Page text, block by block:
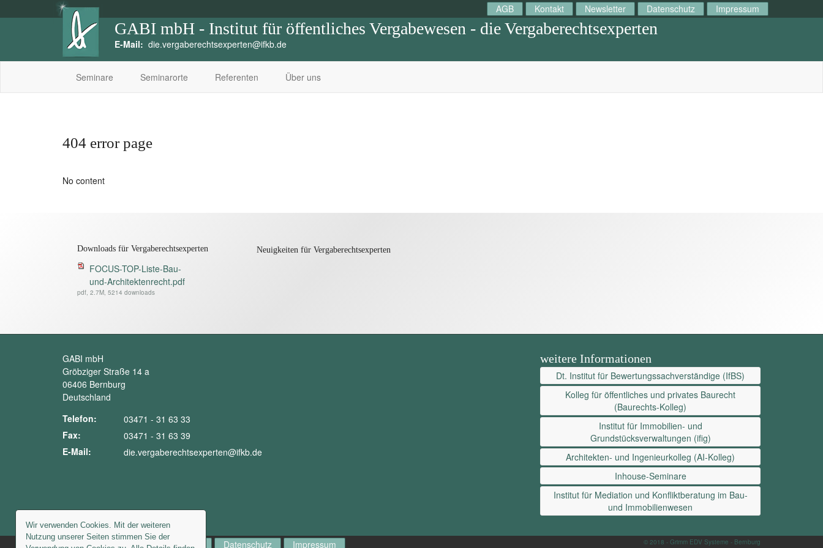
Wir verwenden Cookies. Mit der weiteren
Nutzung unserer Seiten stimmen Sie der
AGB Kontakt Newsletter Datenschutz Impressum
GABI mbH - Institut für öffentliches Vergabewesen - die Vergaberechtsexperten
E-Mail: die.vergaberechtsexperten@ifkb.de
Seminare Seminarorte Referenten Über uns
404 error page
No content
Downloads für Vergaberechtsexperten
FOCUS-TOP-Liste-Bau-
und-Architektenrecht.pdf
pdf, 2.7M, 5214 downloads
Neuigkeiten für Vergaberechtsexperten
GABI mbH
Gröbziger Straße 14 a
06406 Bernburg
Deutschland
Telefon:
03471 - 31 63 33
Fax:
03471 - 31 63 39
E-Mail:
die.vergaberechtsexperten@ifkb.de
weitere Informationen
Dt. Institut für Bewertungssachverständige (IfBS)
Kolleg für öffentliches und privates Baurecht
(Baurechts-Kolleg)
Institut für Immobilien- und
Grundstücksverwaltungen (ifig)
Architekten- und Ingenieurkolleg (AI-Kolleg)
Inhouse-Seminare
Institut für Mediation und Konfliktberatung im Bau-
und Immobilienwesen
AGB Kontakt Newsletter Datenschutz Impressum © 2018 - Grimm EDV Systeme - Bernburg